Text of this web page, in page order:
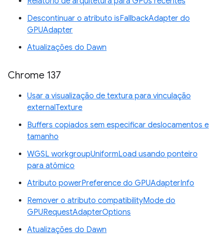
Descontinuar o atributo isFallbackAdapter do
GPUAdapter
Atualizações do Dawn
Chrome 137
Usar a visualização de textura para vinculação
externalTexture
Buffers copiados sem especificar deslocamentos e
tamanho
WGSL workgroupUniformLoad usando ponteiro
para atômico
Atributo powerPreference do GPUAdapterInfo
Remover o atributo compatibilityMode do
GPURequestAdapterOptions
Atualizações do Dawn